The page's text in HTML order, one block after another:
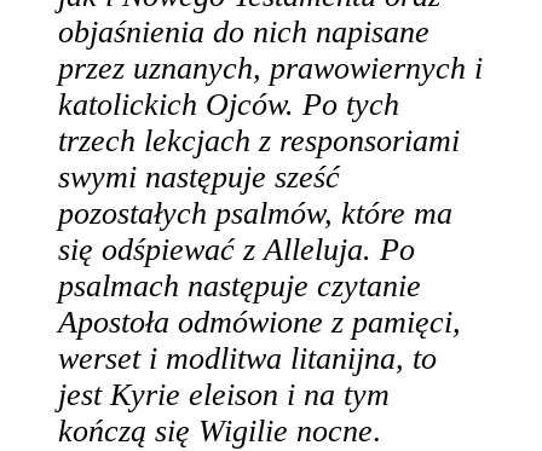
objaśnienia do nich napisane
przez uznanych, prawowiernych i
katolickich Ojców. Po tych
trzech lekcjach z responsoriami
swymi następuje sześć
pozostałych psalmów, które ma
się odśpiewać z Alleluja. Po
psalmach następuje czytanie
Apostoła odmówione z pamięci,
werset i modlitwa litanijna, to
jest Kyrie eleison i na tym
kończą się Wigilie nocne.